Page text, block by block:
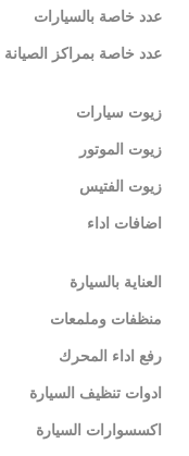
عدد خاصة بالسيارات
عدد خاصة بمراكز الصيانة
زيوت سيارات
زيوت الموتور
زيوت الفتيس
اضافات اداء
العناية بالسيارة
منظفات وملمعات
رفع اداء المحرك
ادوات تنظيف السيارة
اكسسوارات السيارة